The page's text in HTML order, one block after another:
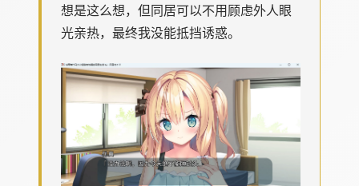
想是这么想，但同居可以不用顾虑外人眼
光亲热，最终我没能抵挡诱惑。